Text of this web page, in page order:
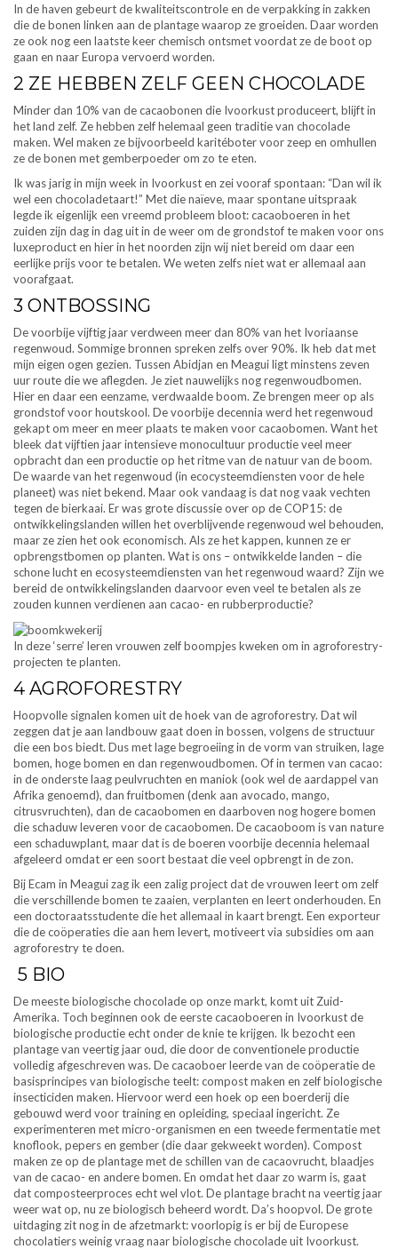
In de haven gebeurt de kwaliteitscontrole en de verpakking in zakken
die de bonen linken aan de plantage waarop ze groeiden. Daar worden
ze ook nog een laatste keer chemisch ontsmet voordat ze de boot op
gaan en naar Europa vervoerd worden.
2 ZE HEBBEN ZELF GEEN CHOCOLADE
Minder dan 10% van de cacaobonen die Ivoorkust produceert, blijft in
het land zelf. Ze hebben zelf helemaal geen traditie van chocolade
maken. Wel maken ze bijvoorbeeld karitéboter voor zeep en omhullen
ze de bonen met gemberpoeder om zo te eten.
Ik was jarig in mijn week in Ivoorkust en zei vooraf spontaan: “Dan wil ik
wel een chocoladetaart!” Met die naïeve, maar spontane uitspraak
legde ik eigenlijk een vreemd probleem bloot: cacaoboeren in het
zuiden zijn dag in dag uit in de weer om de grondstof te maken voor ons
luxeproduct en hier in het noorden zijn wij niet bereid om daar een
eerlijke prijs voor te betalen. We weten zelfs niet wat er allemaal aan
voorafgaat.
3 ONTBOSSING
De voorbije vijftig jaar verdween meer dan 80% van het Ivoriaanse
regenwoud. Sommige bronnen spreken zelfs over 90%. Ik heb dat met
mijn eigen ogen gezien. Tussen Abidjan en Meagui ligt minstens zeven
uur route die we aflegden. Je ziet nauwelijks nog regenwoudbomen.
Hier en daar een eenzame, verdwaalde boom. Ze brengen meer op als
grondstof voor houtskool. De voorbije decennia werd het regenwoud
gekapt om meer en meer plaats te maken voor cacaobomen. Want het
bleek dat vijftien jaar intensieve monocultuur productie veel meer
opbracht dan een productie op het ritme van de natuur van de boom.
De waarde van het regenwoud (in ecocysteemdiensten voor de hele
planeet) was niet bekend. Maar ook vandaag is dat nog vaak vechten
tegen de bierkaai. Er was grote discussie over op de COP15: de
ontwikkelingslanden willen het overblijvende regenwoud wel behouden,
maar ze zien het ook economisch. Als ze het kappen, kunnen ze er
opbrengstbomen op planten. Wat is ons – ontwikkelde landen – die
schone lucht en ecosysteemdiensten van het regenwoud waard? Zijn we
bereid de ontwikkelingslanden daarvoor even veel te betalen als ze
zouden kunnen verdienen aan cacao- en rubberproductie?
In deze ‘serre’ leren vrouwen zelf boompjes kweken om in agroforestry-
projecten te planten.
4 AGROFORESTRY
Hoopvolle signalen komen uit de hoek van de agroforestry. Dat wil
zeggen dat je aan landbouw gaat doen in bossen, volgens de structuur
die een bos biedt. Dus met lage begroeiing in de vorm van struiken, lage
bomen, hoge bomen en dan regenwoudbomen. Of in termen van cacao:
in de onderste laag peulvruchten en maniok (ook wel de aardappel van
Afrika genoemd), dan fruitbomen (denk aan avocado, mango,
citrusvruchten), dan de cacaobomen en daarboven nog hogere bomen
die schaduw leveren voor de cacaobomen. De cacaoboom is van nature
een schaduwplant, maar dat is de boeren voorbije decennia helemaal
afgeleerd omdat er een soort bestaat die veel opbrengt in de zon.
Bij Ecam in Meagui zag ik een zalig project dat de vrouwen leert om zelf
die verschillende bomen te zaaien, verplanten en leert onderhouden. En
een doctoraatsstudente die het allemaal in kaart brengt. Een exporteur
die de coöperaties die aan hem levert, motiveert via subsidies om aan
agroforestry te doen.
5 BIO
De meeste biologische chocolade op onze markt, komt uit Zuid-
Amerika. Toch beginnen ook de eerste cacaoboeren in Ivoorkust de
biologische productie echt onder de knie te krijgen. Ik bezocht een
plantage van veertig jaar oud, die door de conventionele productie
volledig afgeschreven was. De cacaoboer leerde van de coöperatie de
basisprincipes van biologische teelt: compost maken en zelf biologische
insecticiden maken. Hiervoor werd een hoek op een boerderij die
gebouwd werd voor training en opleiding, speciaal ingericht. Ze
experimenteren met micro-organismen en een tweede fermentatie met
knoflook, pepers en gember (die daar gekweekt worden). Compost
maken ze op de plantage met de schillen van de cacaovrucht, blaadjes
van de cacao- en andere bomen. En omdat het daar zo warm is, gaat
dat composteerproces echt wel vlot. De plantage bracht na veertig jaar
weer wat op, nu ze biologisch beheerd wordt. Da’s hoopvol. De grote
uitdaging zit nog in de afzetmarkt: voorlopig is er bij de Europese
chocolatiers weinig vraag naar biologische chocolade uit Ivoorkust.